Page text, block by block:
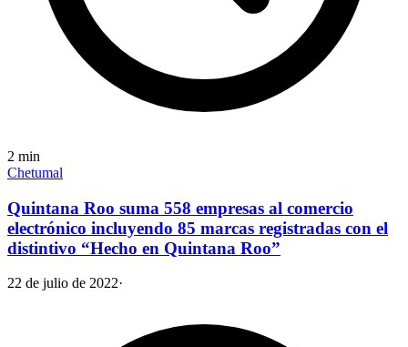
2 min
Chetumal
Quintana Roo suma 558 empresas al comercio
electrónico incluyendo 85 marcas registradas con el
distintivo “Hecho en Quintana Roo”
22 de julio de 2022·